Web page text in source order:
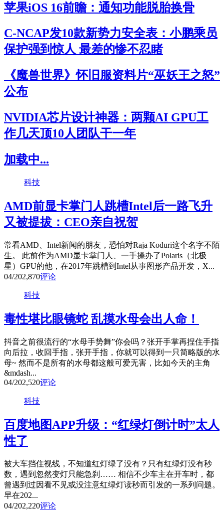
苹果iOS 16前瞻：通知功能脱胎换骨
C-NCAP发10款新势力安全表：小鹏乘员
保护强到惊人 最差的惨不忍睹
《魔兽世界》怀旧服资料片“巫妖王之怒”
公布
NVIDIA芯片设计神器：两颗AI GPU工
作几天顶10人团队干一年
加载中...
科技
AMD前显卡掌门人跳槽Intel后一路飞升
又被提拔：CEO亲自祝贺
常看AMD、Intel新闻的朋友，恐怕对Raja Koduri这个名字不陌
生。 此前作为AMD显卡掌门人、一手操办了Polaris（北极
星）GPU的他，在2017年跳槽到Intel从事图形产品开发，X...
04/202,870评论
科技
毒性堪比眼镜蛇 乱摸水母会出人命！
抖音之前很流行的“水母手势舞”你会吗？张开手掌再捏住手指
向后拉，收回手指，张开手指，你就可以得到一只简略版的水
母~ 然而不是所有的水母都这般可爱无害，比如今天的主角
&mdash...
04/202,520评论
科技
百度地图APP升级：“红绿灯倒计时”太人
性了
被大车挡住视线，不知道红灯绿了没有？只有红绿灯没有秒
数，遇到忽然变灯只能急刹…… 相信不少车主在开车时，都
曾遇到过因看不见或没注意红绿灯读秒而引发的一系列问题。
早在202...
04/202,220评论